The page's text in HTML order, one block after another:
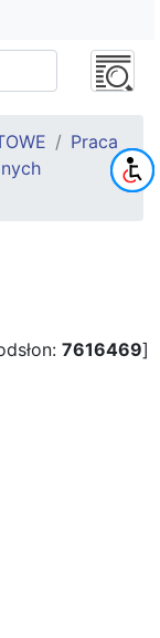
Praca
7616469]